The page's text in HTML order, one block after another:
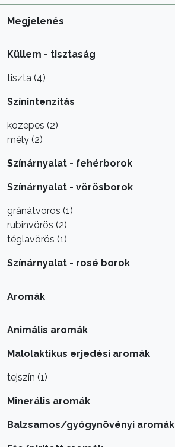
Megjelenés
Küllem - tisztaság
tiszta (4)
Színintenzitás
közepes (2)
mély (2)
Színárnyalat - fehérborok
Színárnyalat - vörösborok
gránátvörös (1)
rubinvörös (2)
téglavörös (1)
Színárnyalat - rosé borok
Aromák
Animális aromák
Malolaktikus erjedési aromák
tejszín (1)
Minerális aromák
Balzsamos/gyógynövényi aromák